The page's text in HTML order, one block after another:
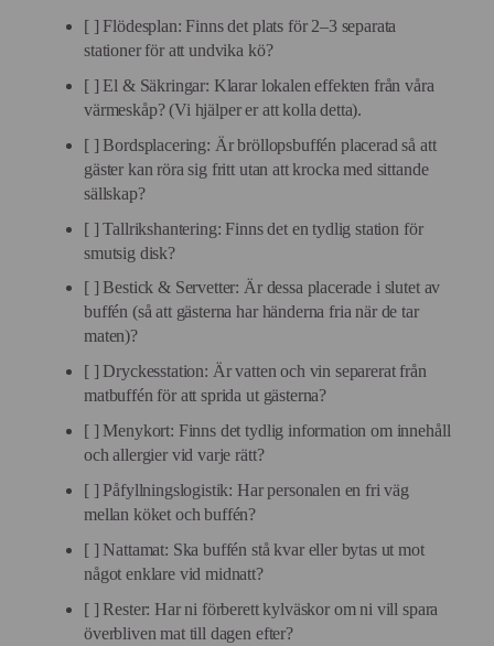
[ ] Flödesplan: Finns det plats för 2–3 separata
stationer för att undvika kö?
[ ] El & Säkringar: Klarar lokalen effekten från våra
värmeskåp? (Vi hjälper er att kolla detta).
[ ] Bordsplacering: Är bröllopsbuffén placerad så att
gäster kan röra sig fritt utan att krocka med sittande
sällskap?
[ ] Tallrikshantering: Finns det en tydlig station för
smutsig disk?
[ ] Bestick & Servetter: Är dessa placerade i slutet av
buffén (så att gästerna har händerna fria när de tar
maten)?
[ ] Dryckesstation: Är vatten och vin separerat från
matbuffén för att sprida ut gästerna?
[ ] Menykort: Finns det tydlig information om innehåll
och allergier vid varje rätt?
[ ] Påfyllningslogistik: Har personalen en fri väg
mellan köket och buffén?
[ ] Nattamat: Ska buffén stå kvar eller bytas ut mot
något enklare vid midnatt?
[ ] Rester: Har ni förberett kylväskor om ni vill spara
överbliven mat till dagen efter?